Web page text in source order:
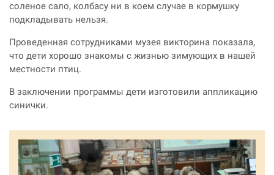
соленое сало, колбасу ни в коем случае в кормушку
подкладывать нельзя.
Проведенная сотрудниками музея викторина показала,
что дети хорошо знакомы с жизнью зимующих в нашей
местности птиц.
В заключении программы дети изготовили аппликацию
синички.